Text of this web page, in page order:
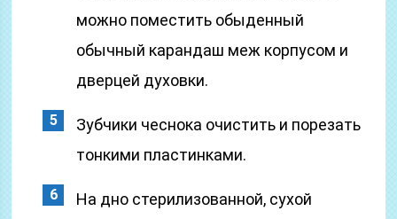
можно поместить обыденный
обычный карандаш меж корпусом и
дверцей духовки.
Зубчики чеснока очистить и порезать
тонкими пластинками.
На дно стерилизованной, сухой